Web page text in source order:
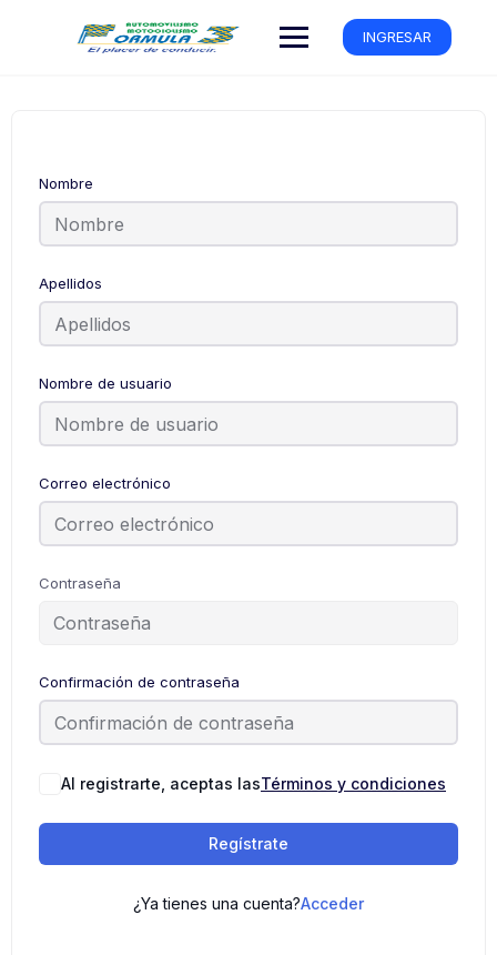
INGRESAR
Nombre
Apellidos
Nombre de usuario
Correo electrónico
Contraseña
Confirmación de contraseña
Al registrarte, aceptas lasTérminos y condiciones
Regístrate
¿Ya tienes una cuenta?Acceder